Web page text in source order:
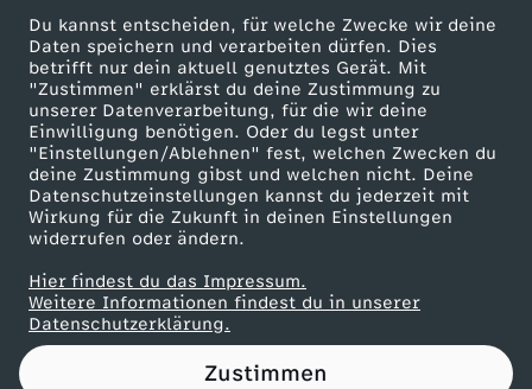
Du kannst entscheiden, für welche Zwecke wir deine
Daten speichern und verarbeiten dürfen. Dies
betrifft nur dein aktuell genutztes Gerät. Mit
"Zustimmen" erklärst du deine Zustimmung zu
unserer Datenverarbeitung, für die wir deine
Einwilligung benötigen. Oder du legst unter
"Einstellungen/Ablehnen" fest, welchen Zwecken du
deine Zustimmung gibst und welchen nicht. Deine
Datenschutzeinstellungen kannst du jederzeit mit
Wirkung für die Zukunft in deinen Einstellungen
widerrufen oder ändern.
Hier findest du das Impressum.
Weitere Informationen findest du in unserer
Datenschutzerklärung.
Zustimmen
l
u
n
g
e
n
ZDF goes Schule
Werbefernsehen
Mainzelmännchen
Partner